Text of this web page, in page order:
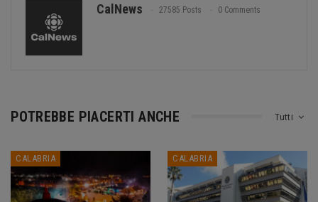
CalNews 27585 Posts 0 Comments
Tutti
POTREBBE PIACERTI ANCHE
CALABRIA CALABRIA